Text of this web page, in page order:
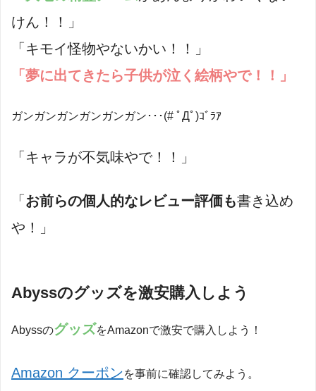
けん！！」
「キモイ怪物やないかい！！」
「夢に出てきたら子供が泣く絵柄やで！！」
ガンガンガンガンガンガン･･･(# ﾟДﾟ)ｺﾞﾗｱ
「キャラが不気味やで！！」
「 お前らの個人的なレビュー評価も書き込め
や！」
Abyssのグッズを激安購入しよう
AbyssのグッズをAmazonで激安で購入しよう！
Amazon クーポンを事前に確認してみよう。